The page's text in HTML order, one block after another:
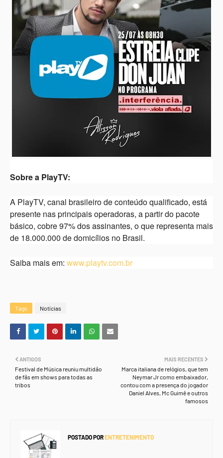
Sobre a PlayTV:
A PlayTV, canal brasileiro de conteúdo qualificado, está
presente nas principais operadoras, a partir do pacote
básico, cobre 97% dos assinantes, o que representa mais
de 18.000.000 de domicílios no Brasil.
Saiba mais em: www.playtv.com.br
Tags Notícias
MAIS RECENTES
Marca italiana de relógios, que tem
Neymar Jr como embaixador,
contou com a presença do jogador
Daniel Alves, Mc Guimê e outros
famosos
ANTIGOS
Festival de Música reuniu multidão
de fãs em shows para todas as
tribos
POSTADO PORENTRETENIMENTO